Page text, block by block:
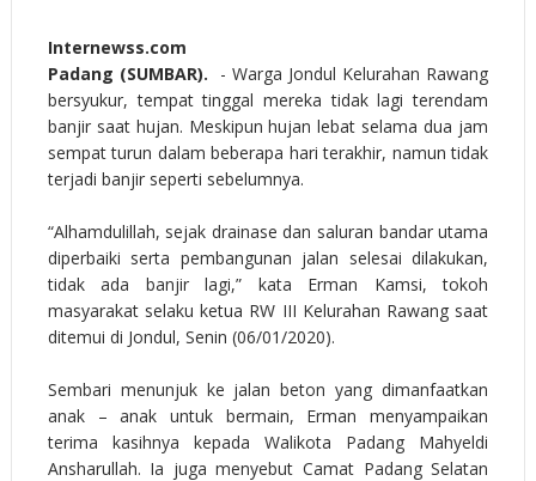
Internewss.com
Padang (SUMBAR).
- Warga Jondul Kelurahan Rawang
bersyukur, tempat tinggal mereka tidak lagi terendam
banjir saat hujan. Meskipun hujan lebat selama dua jam
sempat turun dalam beberapa hari terakhir, namun tidak
terjadi banjir seperti sebelumnya.
“Alhamdulillah, sejak drainase dan saluran bandar utama
diperbaiki serta pembangunan jalan selesai dilakukan,
tidak ada banjir lagi,” kata Erman Kamsi, tokoh
masyarakat selaku ketua RW III Kelurahan Rawang saat
ditemui di Jondul, Senin (06/01/2020).
Sembari menunjuk ke jalan beton yang dimanfaatkan
anak – anak untuk bermain, Erman menyampaikan
terima kasihnya kepada Walikota Padang Mahyeldi
Ansharullah. Ia juga menyebut Camat Padang Selatan